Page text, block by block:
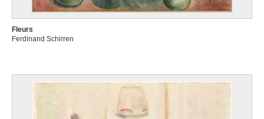
Fleurs
Ferdinand Schirren